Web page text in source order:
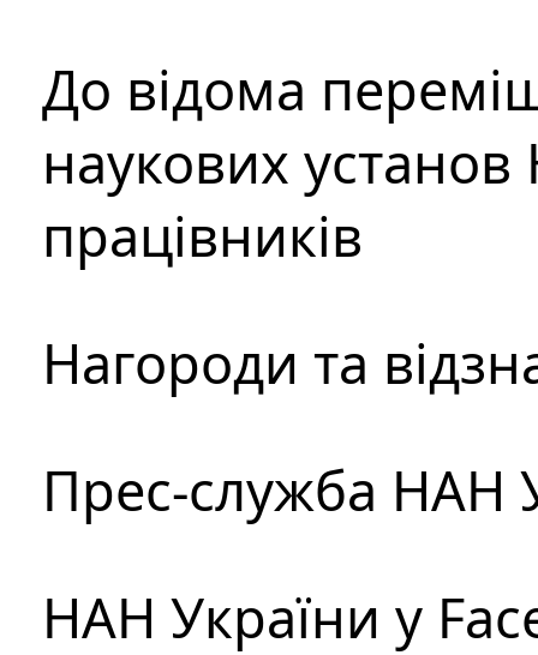
До відома
наукових установ
працівників
Нагороди та
Прес-служба НАН
НАН України у